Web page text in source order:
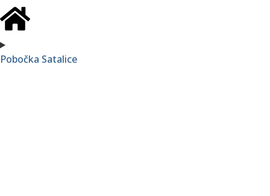
Pobočka Satalice